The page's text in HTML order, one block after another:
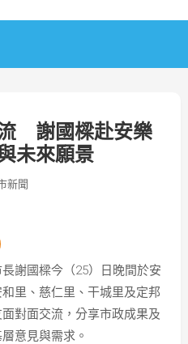
謝國樑赴安樂
未來願景
新聞
謝國樑今（25）日晚間於安
里、慈仁里、干城里及定邦
對面交流，分享市政成果及
意見與需求。